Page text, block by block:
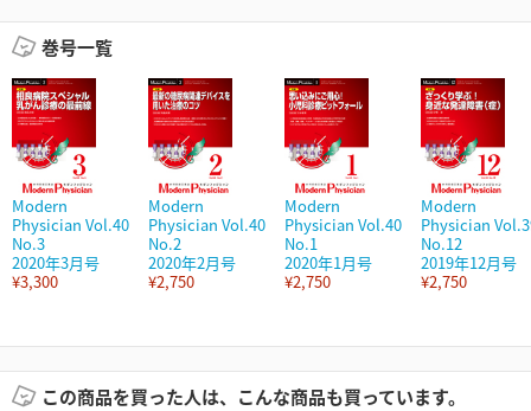
巻号一覧
Modern
Physician Vol.40
No.3
2020年3月号
¥3,300
Modern
Physician Vol.40
No.2
2020年2月号
¥2,750
Modern
Physician Vol.40
No.1
2020年1月号
¥2,750
Modern
Physician
No.12
2019年12月号
¥2,750
この商品を買った人は、こんな商品も買っています。